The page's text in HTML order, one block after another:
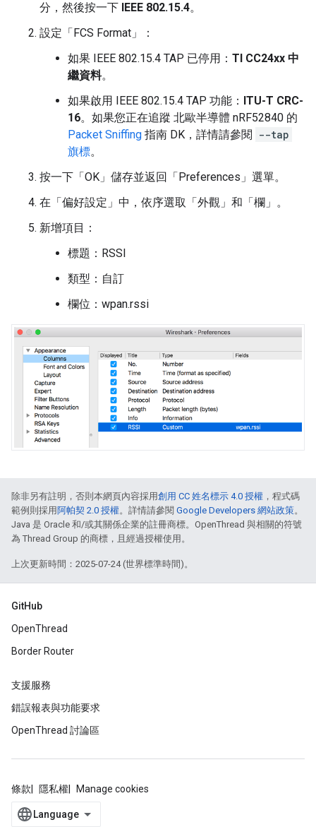
分，然後按一下 IEEE 802.15.4。
設定「FCS Format」
：
如果 IEEE 802.15.4 TAP 已停用： TI CC24xx 中
繼資料。
如果啟用 IEEE 802.15.4 TAP 功能： ITU-T CRC-
16。如果您正在追蹤 北歐半導體 nRF52840 的
Packet Sniffing 指南 DK，詳情請參閱
--tap
旗標。
按一下「OK」 儲存並返回「Preferences」 選單。
在「偏好設定」中，依序選取「外觀」和「欄」。
新增項目：
標題：RSSI
類型：自訂
欄位：wpan.rssi
除非另有註明，否則本網頁內容採用創用 CC 姓名標示 4.0 授權 ，程式碼
範例則採用阿帕契 2.0 授權。詳情請參閱 Google Developers 網站政策。
Java 是 Oracle 和/或其關係企業的註冊商標。OpenThread 與相關的符號
為 Thread Group 的商標，且經過授權使用。
上次更新時間：2025-07-24 (世界標準時間)。
GitHub
OpenThread
Border Router
支援服務
錯誤報表與功能要求
OpenThread 討論區
條款 隱私權 Manage cookies